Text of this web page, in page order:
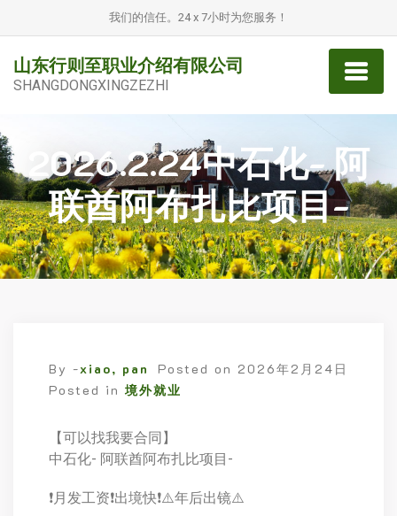
我们的信任。24 x 7小时为您服务！
山东行则至职业介绍有限公司
SHANGDONGXINGZEZHI
2026.2.24中石化- 阿
联酋阿布扎比项目-
By -xiao, pan Posted on 2026年2月24日
Posted in 境外就业
【可以找我要合同】
中石化- 阿联酋阿布扎比项目-
❗️月发工资❗️出境快❗️⚠️年后出镜⚠️